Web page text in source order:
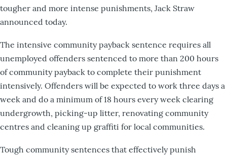
tougher and more intense punishments, Jack Straw
announced today.
The intensive community payback sentence requires all
unemployed offenders sentenced to more than 200 hours
of community payback to complete their punishment
intensively. Offenders will be expected to work three days a
week and do a minimum of 18 hours every week clearing
undergrowth, picking-up litter, renovating community
centres and cleaning up graffiti for local communities.
Tough community sentences that effectively punish